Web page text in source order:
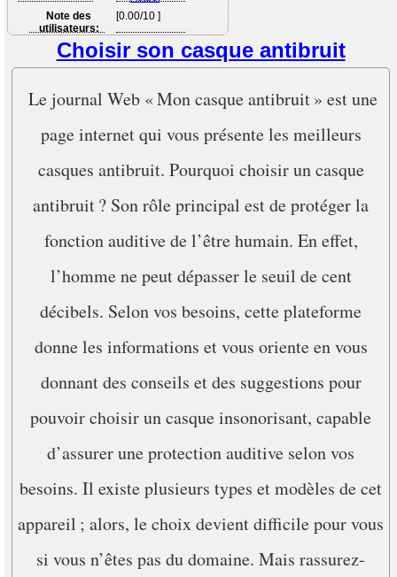
Note des
utilisateurs:
[0.00/10 ]
Choisir son casque antibruit
Le journal Web « Mon casque antibruit » est une
page internet qui vous présente les meilleurs
casques antibruit. Pourquoi choisir un casque
antibruit ? Son rôle principal est de protéger la
fonction auditive de l’être humain. En effet,
l’homme ne peut dépasser le seuil de cent
décibels. Selon vos besoins, cette plateforme
donne les informations et vous oriente en vous
donnant des conseils et des suggestions pour
pouvoir choisir un casque insonorisant, capable
d’assurer une protection auditive selon vos
besoins. Il existe plusieurs types et modèles de cet
appareil ; alors, le choix devient difficile pour vous
si vous n’êtes pas du domaine. Mais rassurez-